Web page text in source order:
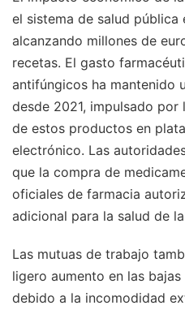
el sistema de salud pública
alcanzando millones de
recetas. El gasto
antifúngicos ha mantenido
desde 2021, impulsado
de estos productos en
electrónico. Las
que la compra de
oficiales de farmacia
adicional para la salud de
Las mutuas de trabajo
ligero aumento en las
debido a la incomodidad